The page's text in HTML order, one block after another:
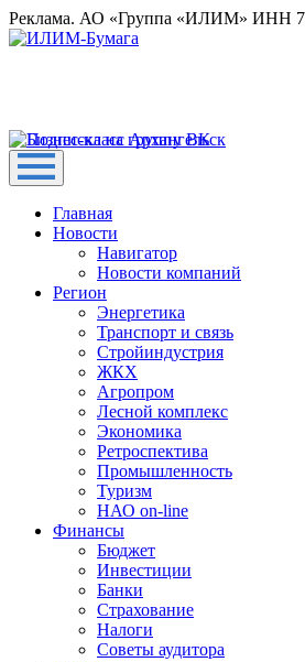
Реклама. АО «Группа «ИЛИМ» ИНН
Главная
Новости
Навигатор
Новости компаний
Регион
Энергетика
Транспорт и связь
Стройиндустрия
ЖКХ
Агропром
Лесной комплекс
Экономика
Ретроспектива
Промышленность
Туризм
НАО on-line
Финансы
Бюджет
Инвестиции
Банки
Страхование
Налоги
Советы аудитора